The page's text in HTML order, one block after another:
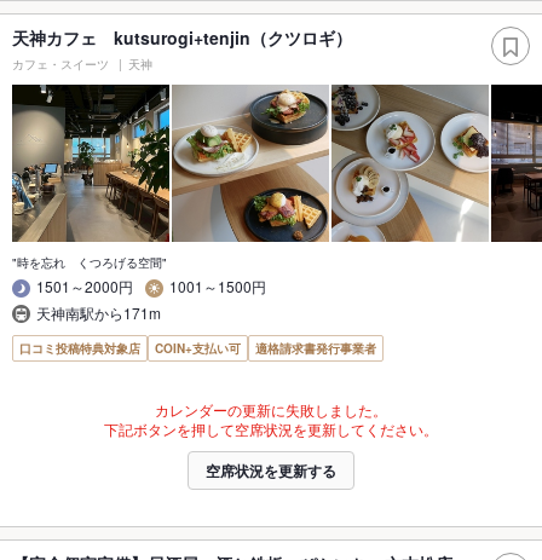
天神カフェ kutsurogi+tenjin（クツロギ）
カフェ・スイーツ 天神
"時を忘れ くつろげる空間"
1501～2000円
1001～1500円
天神南駅から171m
口コミ投稿特典対象店 COIN+支払い可 適格請求書発行事業者
カレンダーの更新に失敗しました。
下記ボタンを押して空席状況を更新してください。
空席状況を更新する